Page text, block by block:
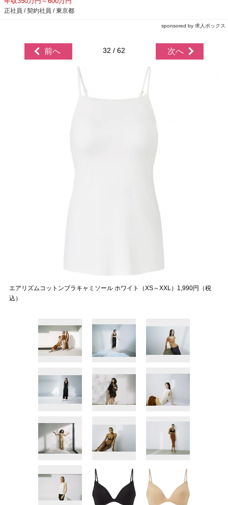
正社員 / 契約社員 / 東京都
sponsored by 求人ボックス
前へ 32 / 62 次へ
エアリズムコットンブラキャミソール ホワイト（XS～XXL）1,990円（税
込）